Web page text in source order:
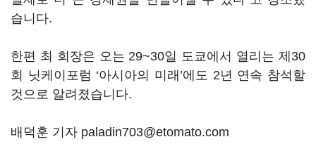
습니다.
한편 최 회장은 오는 29~30일 도쿄에서 열리는 제 30
회 닛케이포럼 ‘아시아의 미래 ’에도 2년 연속 참석할
것으로 알려졌습니다.
배덕훈 기자 paladin703@etomato.com